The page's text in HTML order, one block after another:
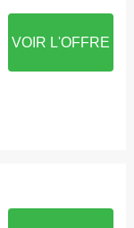
VOIR L'OFFRE